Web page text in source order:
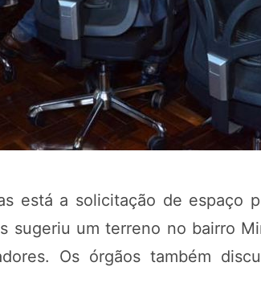
está a solicitação de espaço
sugeriu um terreno no bairro
Os órgãos também